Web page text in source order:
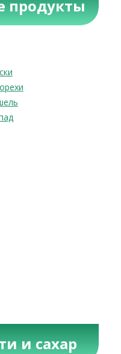
продукты
и сахар